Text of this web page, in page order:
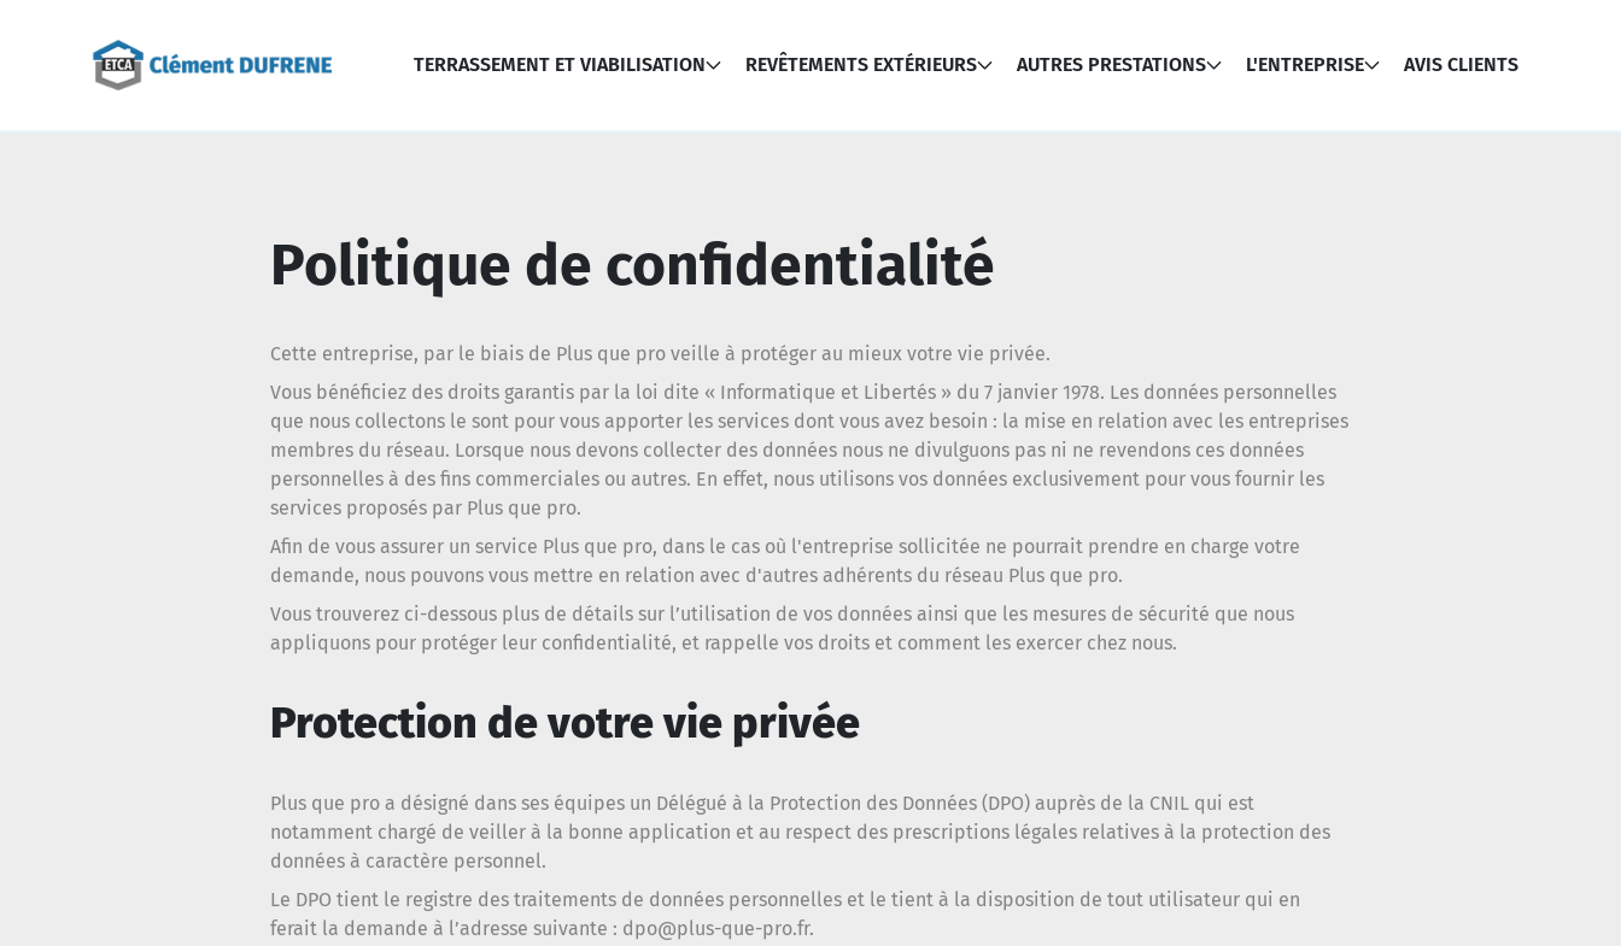
TERRASSEMENT ET VIABILISATION REVÊTEMENTS EXTÉRIEURS AUTRES PRESTATIONS L'ENTREPRISE AVIS CLIENTS
Politique de confidentialité
Cette entreprise, par le biais de Plus que pro veille à protéger au mieux votre vie privée.
Vous bénéficiez des droits garantis par la loi dite « Informatique et Libertés » du 7 janvier 1978. Les données personnelles
que nous collectons le sont pour vous apporter les services dont vous avez besoin : la mise en relation avec les entreprises
membres du réseau. Lorsque nous devons collecter des données nous ne divulguons pas ni ne revendons ces données
personnelles à des fins commerciales ou autres. En effet, nous utilisons vos données exclusivement pour vous fournir les
services proposés par Plus que pro.
Afin de vous assurer un service Plus que pro, dans le cas où l'entreprise sollicitée ne pourrait prendre en charge votre
demande, nous pouvons vous mettre en relation avec d'autres adhérents du réseau Plus que pro.
Vous trouverez ci-dessous plus de détails sur l’utilisation de vos données ainsi que les mesures de sécurité que nous
appliquons pour protéger leur confidentialité, et rappelle vos droits et comment les exercer chez nous.
Protection de votre vie privée
Plus que pro a désigné dans ses équipes un Délégué à la Protection des Données (DPO) auprès de la CNIL qui est
notamment chargé de veiller à la bonne application et au respect des prescriptions légales relatives à la protection des
données à caractère personnel.
Le DPO tient le registre des traitements de données personnelles et le tient à la disposition de tout utilisateur qui en
ferait la demande à l’adresse suivante : dpo@plus-que-pro.fr.